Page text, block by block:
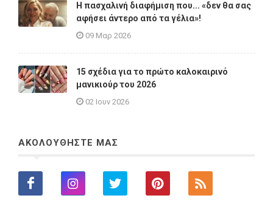
Η πασχαλινή διαφήμιση που... «δεν θα σας
αφήσει άντερο από τα γέλια»!
09 Μαρ 2026
15 σχέδια για το πρώτο καλοκαιρινό
μανικιούρ του 2026
02 Ιουν 2026
ΑΚΟΛΟΥΘΗΣΤΕ ΜΑΣ